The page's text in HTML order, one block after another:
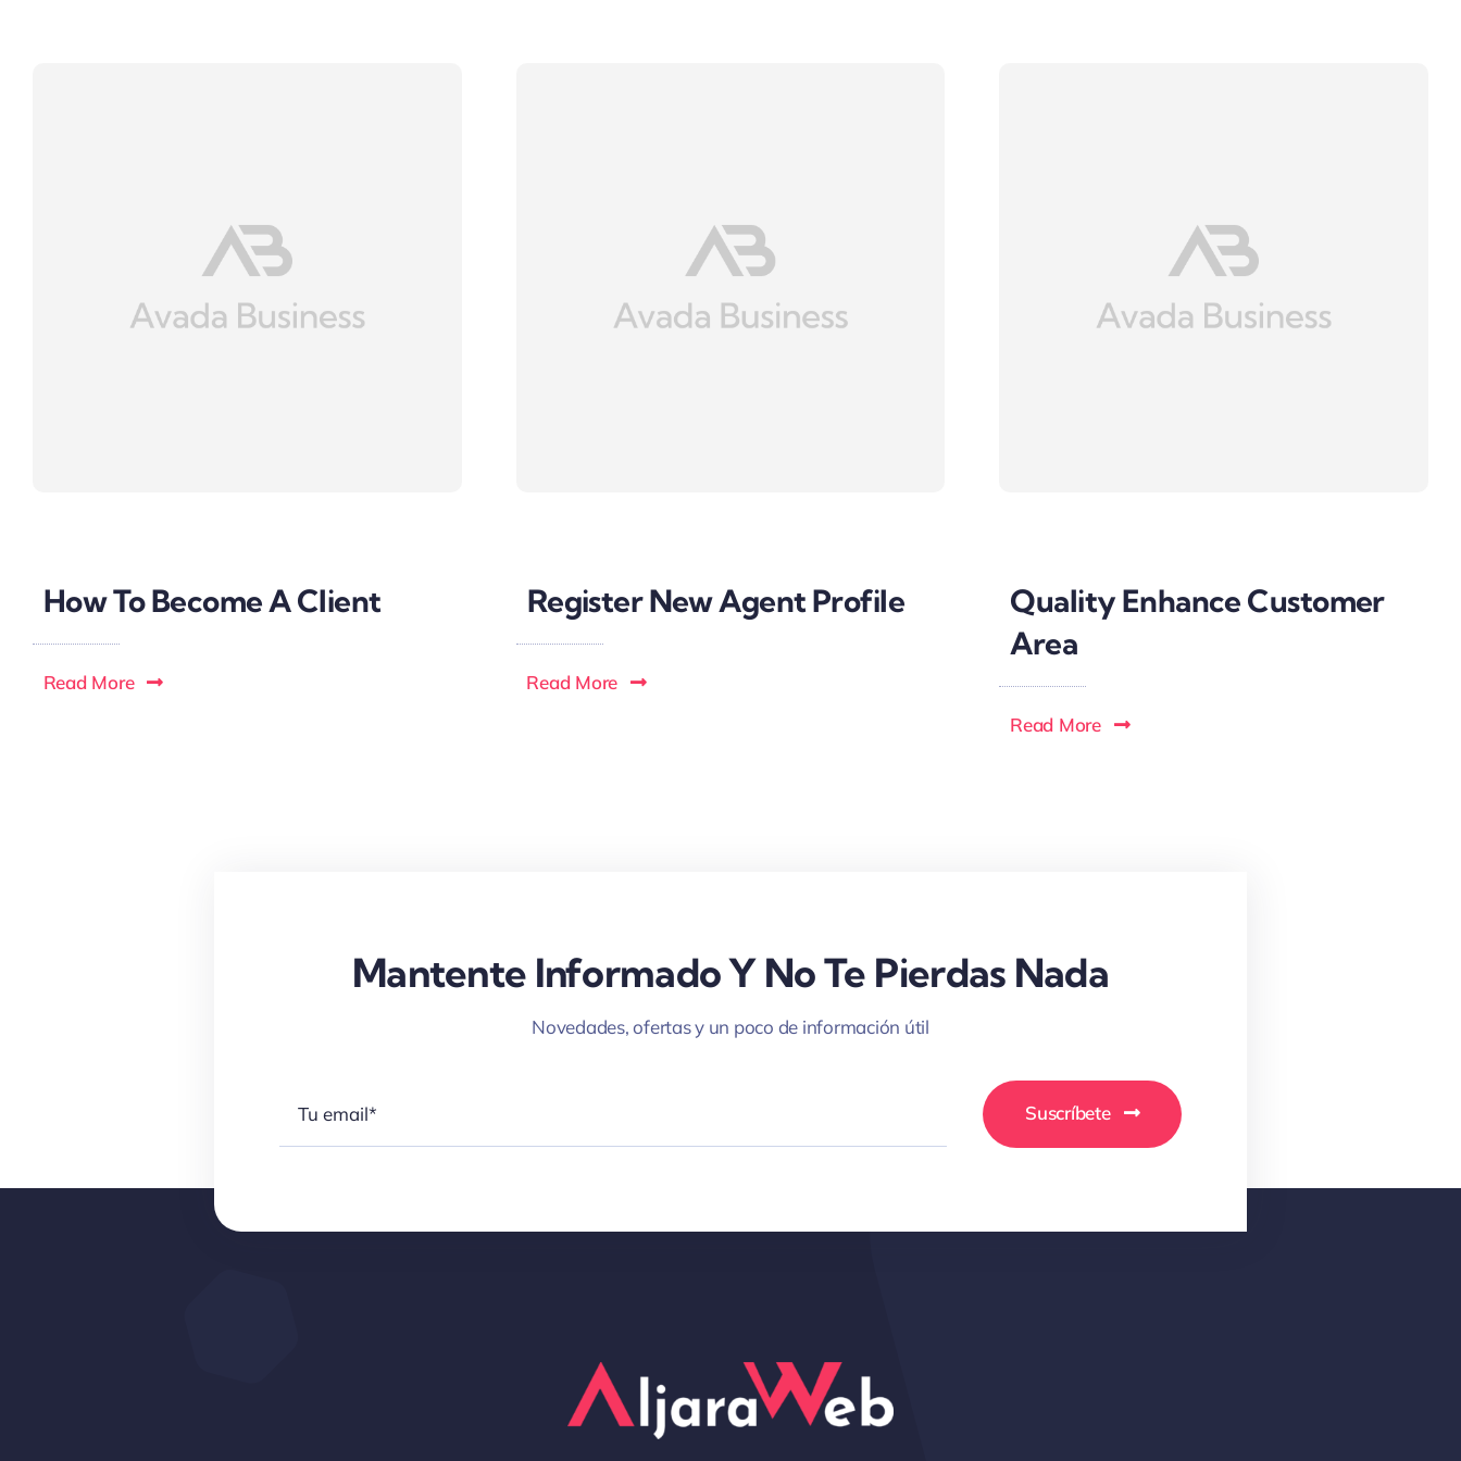
How To Become A Client
Read More
Register New Agent Profile
Read More
Quality Enhance Customer
Area
Read More
Mantente Informado Y No Te Pierdas Nada
Novedades, ofertas y un poco de información útil
Suscríbete